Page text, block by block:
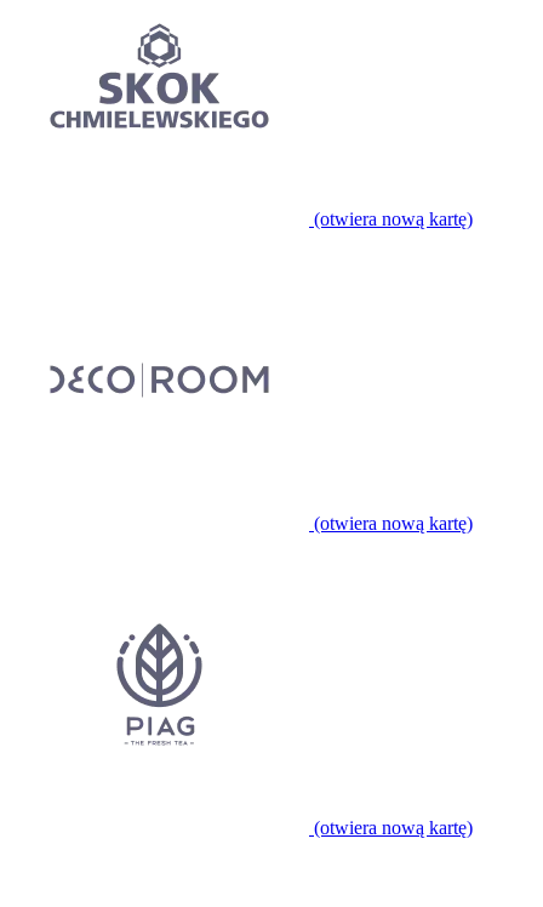
(otwiera nową kartę)
(otwiera nową kartę)
(otwiera nową kartę)